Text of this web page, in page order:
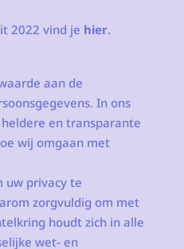
2022 vind je hier.
aan de
In ons
en transparante
wij omgaan met
uw privacy te
zorgvuldig om met
houdt zich in alle
wet- en